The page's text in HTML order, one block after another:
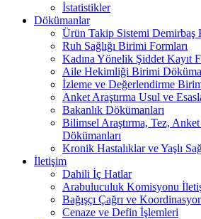
İstatistikler
Dökümanlar
Ürün Takip Sistemi Demirbaş
Ruh Sağlığı Birimi Formları
Kadına Yönelik Şiddet Kayıt
Aile Hekimliği Birimi
İzleme ve Değerlendirme
Anket Araştırma Usul ve
Bakanlık Dökümanları
Bilimsel Araştırma, Tez,
Dökümanları
Kronik Hastalıklar ve Yaşlı
İletişim
Dahili İç Hatlar
Arabuluculuk Komisyonu
Bağışçı Çağrı ve
Cenaze ve Defin İşlemleri